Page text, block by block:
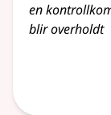
en
blir overholdt